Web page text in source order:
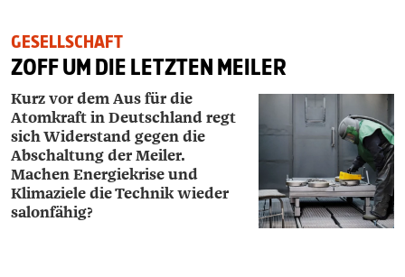
GESELLSCHAFT
ZOFF UM DIE LETZTEN MEILER
Kurz vor dem Aus für die
Atomkraft in Deutschland regt
sich Widerstand gegen die
Abschaltung der Meiler.
Machen Energiekrise und
Klimaziele die Technik wieder
salonfähig?